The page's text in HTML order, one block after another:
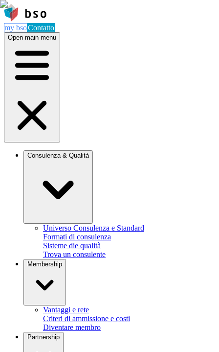
my bsoContatto
Open main menu
Consulenza & Qualità
Universo Consulenza e Standard
Formati di consulenza
Sisteme die qualità
Trova un consulente
Membership
Vantaggi e rete
Criteri di ammissione e costi
Diventare membro
Partnership